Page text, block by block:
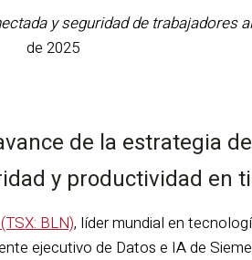
y seguridad de trabajadores
de 2025
de la estrategia
y productividad en
BLN), líder mundial en
ejecutivo de Datos e IA de